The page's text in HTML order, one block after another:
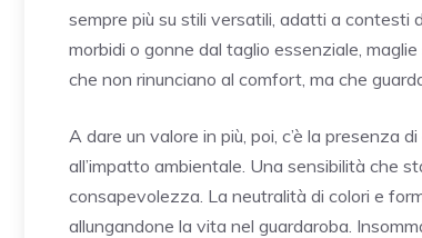
sempre più su stili versatili, adatti a contesti
morbidi o gonne dal taglio essenziale,
che non rinunciano al comfort, ma che
A dare un valore in più, poi, c’è la presenza
all’impatto ambientale. Una sensibilità che
consapevolezza. La neutralità di colori e
allungandone la vita nel guardaroba.